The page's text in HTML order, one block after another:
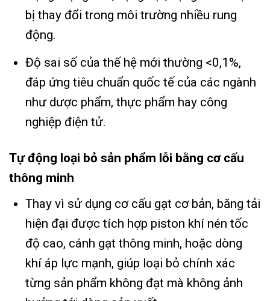
bị thay đổi trong môi trường nhiều rung
động.
Độ sai số của thế hệ mới thường <0,1%,
đáp ứng tiêu chuẩn quốc tế của các ngành
như dược phẩm, thực phẩm hay công
nghiệp điện tử.
Tự động loại bỏ sản phẩm lỗi bằng cơ cấu
thông minh
Thay vì sử dụng cơ cấu gạt cơ bản, băng tải
hiện đại được tích hợp piston khí nén tốc
độ cao, cánh gạt thông minh, hoặc dòng
khí áp lực mạnh, giúp loại bỏ chính xác
từng sản phẩm không đạt mà không ảnh